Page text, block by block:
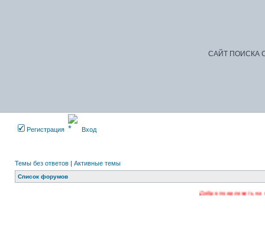
САЙТ ПОИСКА
Регистрация Вход
Темы без ответов | Активные темы
Список форумов
Добро пожаловать на наш форум.